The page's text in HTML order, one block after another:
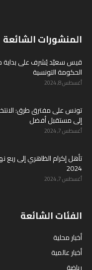
المنشورات الشائعة
قيس سعيّد يُشرف على بداية
الحكومة التونسية
أغسطس 8, 2024
تونس على مفترق طرق:
إلى مستقبل أفضل
أغسطس 7, 2024
تأهل إكرام الظاهري إلى ربع
2024
أغسطس 7, 2024
الفئات الشائعة
أخبار محلية
أخبار عالمية
رياضة